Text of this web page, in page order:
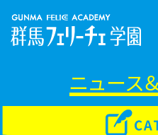
ニュース